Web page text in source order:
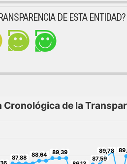
DE ESTA ENTIDAD?
Cronológica de la
87,88
87,88 88,64
88,64 89,39
89,39
87,59
87,59
89,78
89,78